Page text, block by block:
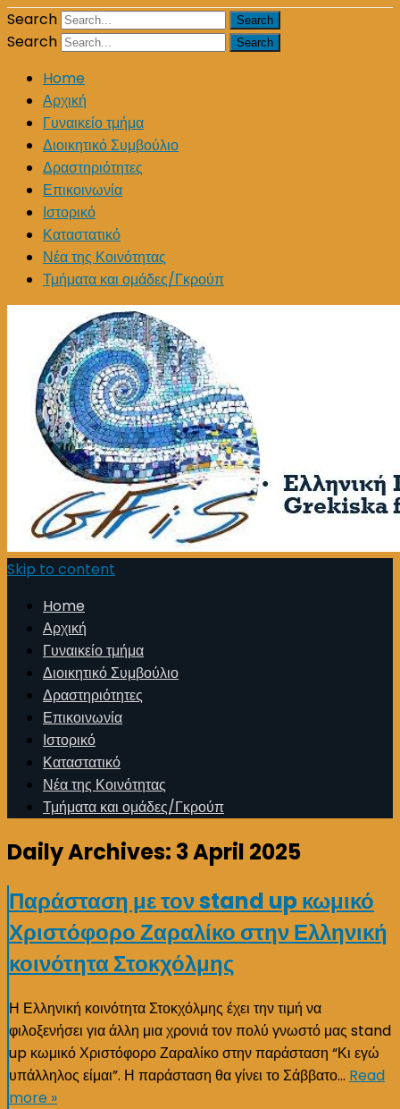
Search
Search
Home
Αρχική
Γυναικείο τμήμα
Διοικητικό Συμβούλιο
Δραστηριότητες
Επικοινωνία
Ιστορικό
Καταστατικό
Νέα της Κοινότητας
Τμήματα και ομάδες/Γκρούπ
Skip to content
Home
Αρχική
Γυναικείο τμήμα
Διοικητικό Συμβούλιο
Δραστηριότητες
Επικοινωνία
Ιστορικό
Καταστατικό
Νέα της Κοινότητας
Τμήματα και ομάδες/Γκρούπ
Daily Archives: 3 April 2025
Παράσταση με τον stand up κωμικό
Χριστόφορο Ζαραλίκο στην Ελληνική
κοινότητα Στοκχόλμης
Η Ελληνική κοινότητα Στοκχόλμης έχει την τιμή να
φιλοξενήσει για άλλη μια χρονιά τον πολύ γνωστό μας stand
up κωμικό Χριστόφορο Ζαραλίκο στην παράσταση “Κι εγώ
υπάλληλος είμαι”. Η παράσταση θα γίνει το Σάββατο… Read
more »